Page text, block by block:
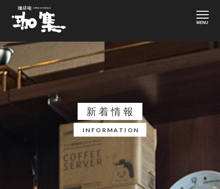
MENU
新着情報
INFORMATION